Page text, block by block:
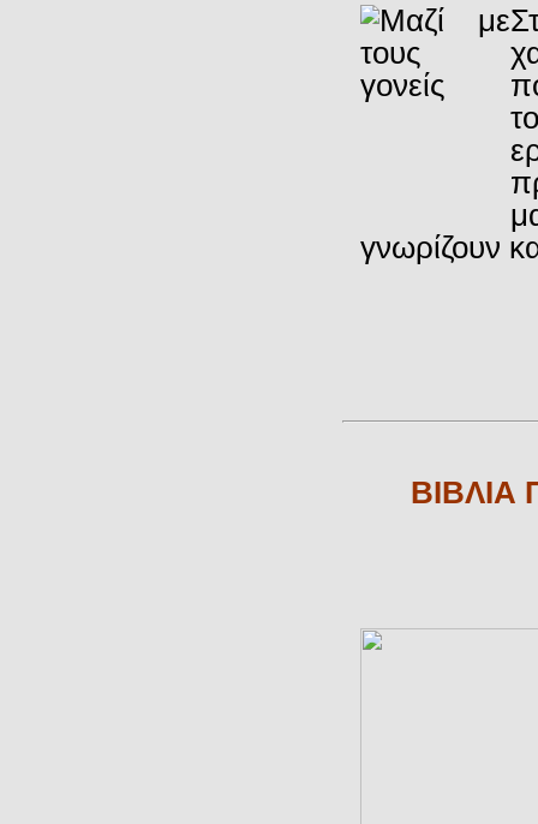
γνωρίζουν
ΒΙΒΛΙΑ